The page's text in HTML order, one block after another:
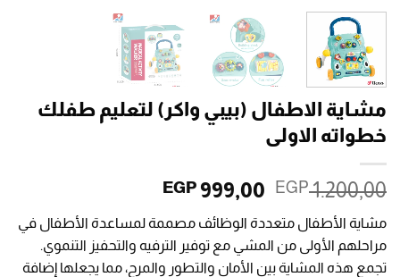
مشاية الاطفال (بيبي واكر) لتعليم طفلك
خطواته الاولى
EGP1.200,00
السعر
الأصلي
هو:
EGP 1.200,00.
EGP999,00
هو:
EGP 999,00.
مشاية الأطفال متعددة الوظائف مصممة لمساعدة الأطفال في
مراحلهم الأولى من المشي مع توفير الترفيه والتحفيز التنموي.
تجمع هذه المشاية بين الأمان والتطور والمرح، مما يجعلها إضافة